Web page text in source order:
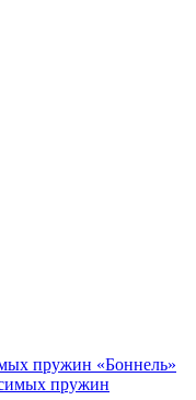
пружин «Боннель»
пружин